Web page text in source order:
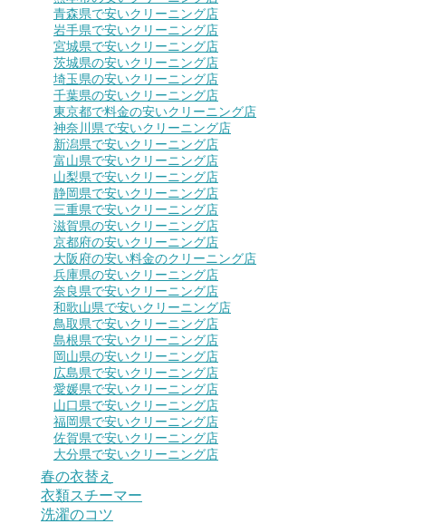
青森県で安いクリーニング店
岩手県で安いクリーニング店
宮城県で安いクリーニング店
茨城県の安いクリーニング店
埼玉県の安いクリーニング店
千葉県の安いクリーニング店
東京都で料金の安いクリーニング店
神奈川県で安いクリーニング店
新潟県で安いクリーニング店
富山県で安いクリーニング店
山梨県で安いクリーニング店
静岡県で安いクリーニング店
三重県で安いクリーニング店
滋賀県の安いクリーニング店
京都府の安いクリーニング店
大阪府の安い料金のクリーニング店
兵庫県の安いクリーニング店
奈良県で安いクリーニング店
和歌山県で安いクリーニング店
鳥取県で安いクリーニング店
島根県で安いクリーニング店
岡山県の安いクリーニング店
広島県で安いクリーニング店
愛媛県で安いクリーニング店
山口県で安いクリーニング店
福岡県で安いクリーニング店
佐賀県で安いクリーニング店
大分県で安いクリーニング店
春の衣替え
衣類スチーマー
洗濯のコツ